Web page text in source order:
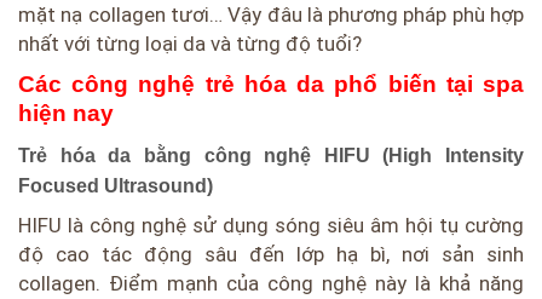
mặt nạ collagen tươi… Vậy đâu là phương pháp phù hợp
nhất với từng loại da và từng độ tuổi?
Các công nghệ trẻ hóa da phổ biến tại spa
hiện nay
Trẻ hóa da bằng công nghệ HIFU (High Intensity
Focused Ultrasound)
HIFU là công nghệ sử dụng sóng siêu âm hội tụ cường
độ cao tác động sâu đến lớp hạ bì, nơi sản sinh
collagen. Điểm mạnh của công nghệ này là khả năng